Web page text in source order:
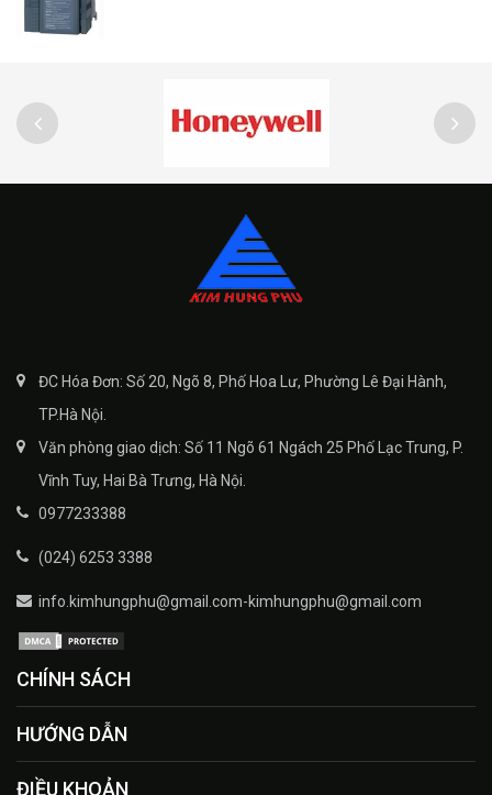
ĐC Hóa Đơn: Số 20, Ngõ 8, Phố Hoa Lư, Phường Lê Đại Hành,
TP.Hà Nội.
Văn phòng giao dịch: Số 11 Ngõ 61 Ngách 25 Phố Lạc Trung, P.
Vĩnh Tuy, Hai Bà Trưng, Hà Nội.
0977233388
(024) 6253 3388
info.kimhungphu@gmail.com-kimhungphu@gmail.com
CHÍNH SÁCH
HƯỚNG DẪN
ĐIỀU KHOẢN